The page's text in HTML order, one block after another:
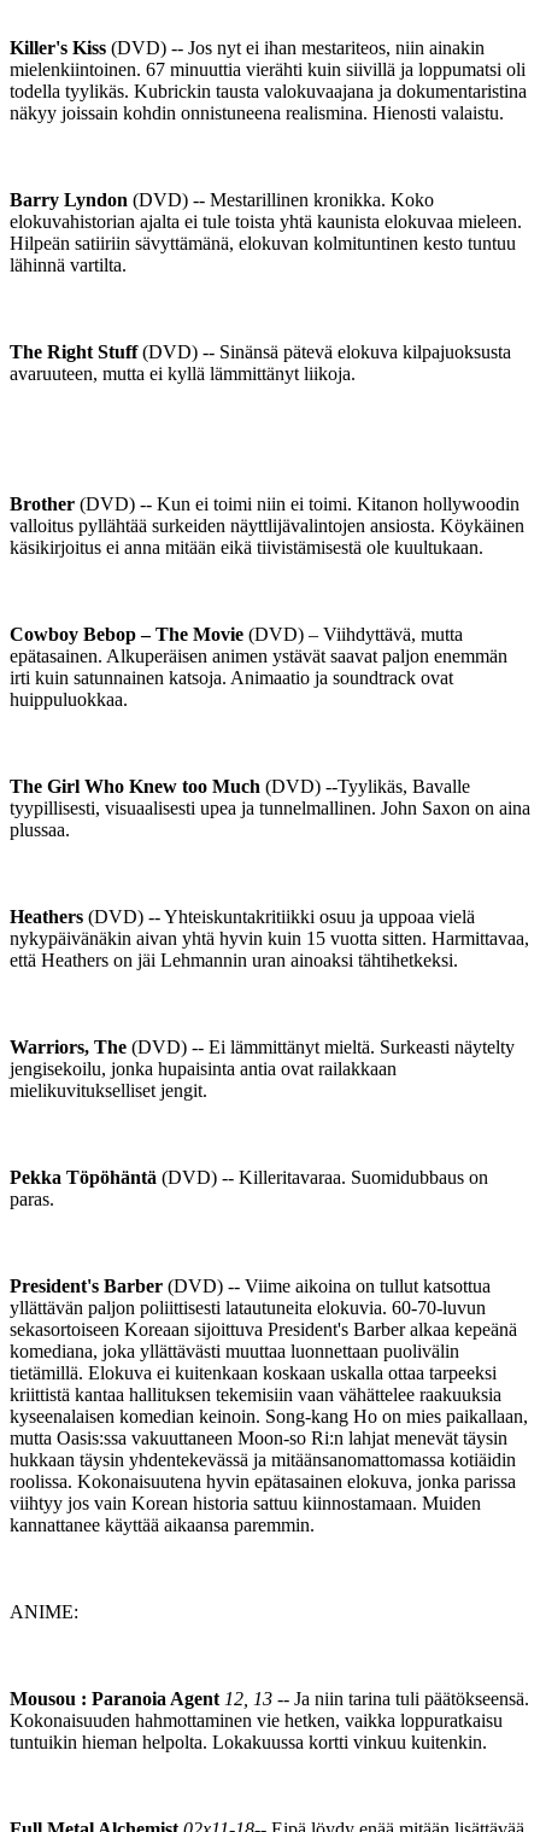
Killer's Kiss (DVD) -- Jos nyt ei ihan mestariteos, niin ainakin
mielenkiintoinen. 67 minuuttia vierähti kuin siivillä ja loppumatsi oli
todella tyylikäs. Kubrickin tausta valokuvaajana ja dokumentaristina
näkyy joissain kohdin onnistuneena realismina. Hienosti valaistu.
Barry Lyndon (DVD) -- Mestarillinen kronikka. Koko
elokuvahistorian ajalta ei tule toista yhtä kaunista elokuvaa mieleen.
Hilpeän satiiriin sävyttämänä, elokuvan kolmituntinen kesto tuntuu
lähinnä vartilta.
The Right Stuff(DVD) -- Sinänsä pätevä elokuva kilpajuoksusta
avaruuteen, mutta ei kyllä lämmittänyt liikoja.
Brother (DVD) -- Kun ei toimi niin ei toimi. Kitanon hollywoodin
valloitus pyllähtää surkeiden näyttlijävalintojen ansiosta. Köykäinen
käsikirjoitus ei anna mitään eikä tiivistämisestä ole kuultukaan.
Cowboy Bebop – The Movie (DVD) – Viihdyttävä, mutta
epätasainen. Alkuperäisen animen ystävät saavat paljon enemmän
irti kuin satunnainen katsoja. Animaatio ja soundtrack ovat
huippuluokkaa.
The Girl Who Knew too Much (DVD) --Tyylikäs, Bavalle
tyypillisesti, visuaalisesti upea ja tunnelmallinen. John Saxon on aina
plussaa.
Heathers (DVD) -- Yhteiskuntakritiikki osuu ja uppoaa vielä
nykypäivänäkin aivan yhtä hyvin kuin 15 vuotta sitten. Harmittavaa,
että Heathers on jäi Lehmannin uran ainoaksi tähtihetkeksi.
Warriors, The (DVD) -- Ei lämmittänyt mieltä. Surkeasti näytelty
jengisekoilu, jonka hupaisinta antia ovat railakkaan
mielikuvitukselliset jengit.
Pekka Töpöhäntä (DVD) -- Killeritavaraa. Suomidubbaus on
paras.
President's Barber (DVD) -- Viime aikoina on tullut katsottua
yllättävän paljon poliittisesti latautuneita elokuvia. 60-70-luvun
sekasortoiseen Koreaan sijoittuva President's Barber alkaa kepeänä
komediana, joka yllättävästi muuttaa luonnettaan puolivälin
tietämillä. Elokuva ei kuitenkaan koskaan uskalla ottaa tarpeeksi
kriittistä kantaa hallituksen tekemisiin vaan vähättelee raakuuksia
kyseenalaisen komedian keinoin. Song-kang Ho on mies paikallaan,
mutta Oasis:ssa vakuuttaneen Moon-so Ri:n lahjat menevät täysin
hukkaan täysin yhdentekevässä ja mitäänsanomattomassa kotiäidin
roolissa. Kokonaisuutena hyvin epätasainen elokuva, jonka parissa
viihtyy jos vain Korean historia sattuu kiinnostamaan. Muiden
kannattanee käyttää aikaansa paremmin.
ANIME:
Mousou : Paranoia Agent 12, 13 -- Ja niin tarina tuli päätökseensä.
Kokonaisuuden hahmottaminen vie hetken, vaikka loppuratkaisu
tuntuikin hieman helpolta. Lokakuussa kortti vinkuu kuitenkin.